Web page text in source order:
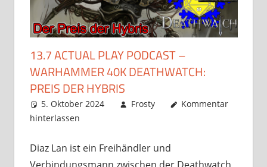
13.7 ACTUAL PLAY PODCAST –
WARHAMMER 40K DEATHWATCH:
PREIS DER HYBRIS
5. Oktober 2024 Frosty
Kommentar
hinterlassen
Diaz Lan ist ein Freihändler und